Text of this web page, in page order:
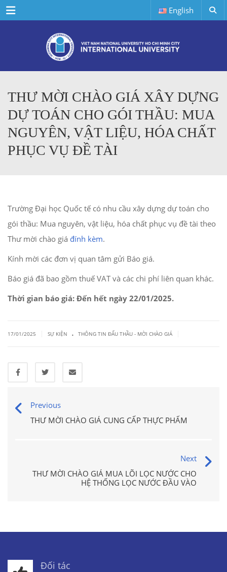
Menu English
THƯ MỜI CHÀO GIÁ XÂY DỰNG
DỰ TOÁN CHO GÓI THẦU: MUA
NGUYÊN, VẬT LIỆU, HÓA CHẤT
PHỤC VỤ ĐỀ TÀI
Trường Đại học Quốc tế có nhu cầu xây dựng dự toán cho
gói thầu: Mua nguyên, vật liệu, hóa chất phục vụ đề tài theo
Thư mời chào giá đính kèm.
Kính mời các đơn vị quan tâm gửi Báo giá.
Báo giá đã bao gồm thuế VAT và các chi phí liên quan khác.
Thời gian báo giá: Đến hết ngày 22/01/2025.
17/01/2025 SỰ KIỆN . THÔNG TIN ĐẤU THẦU - MỜI CHÀO GIÁ
Previous
THƯ MỜI CHÀO GIÁ CUNG CẤP THỰC PHẨM
Next
THƯ MỜI CHÀO GIÁ MUA LÕI LỌC NƯỚC CHO
HỆ THỐNG LỌC NƯỚC ĐẦU VÀO
Đối tác